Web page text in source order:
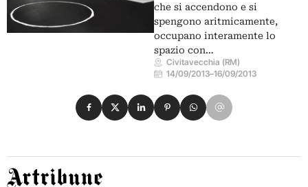
che si accendono e si
spengono aritmicamente,
occupano interamente lo
spazio con…
Civitavecchia (RM)
14/09/2013–16/09/2013
Condividi su Facebook
Condividi su X
Condividi su LinkedIn
Condividi su Pinterest
Condividi su WhatsApp
Condividi su Email
Artribune